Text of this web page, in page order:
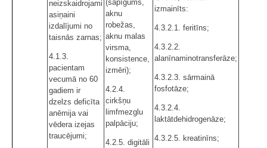
neizskaidrojami
asiņaini
izdalījumi no
taisnās zarnas;
4.1.3.
pacientam
vecumā no 60
gadiem ir
dzelzs deficīta
anēmija vai
vēdera izejas
traucējumi;
(sāpīgums,
aknu
robežas,
aknu malas
virsma,
konsistence,
izmēri);
4.2.4.
cirkšņu
limfmezglu
palpāciju;
4.2.5. digitāli
izmainīts:
4.3.2.1. feritīns;
4.3.2.2.
alanīnaminotransferāze;
4.3.2.3. sārmainā
fosfotāze;
4.3.2.4.
laktātdehidrogenāze;
4.3.2.5. kreatinīns;